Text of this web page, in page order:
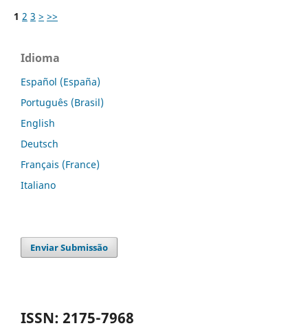
1 2 3 > >>
Idioma
Español (España)
Português (Brasil)
English
Deutsch
Français (France)
Italiano
Enviar Submissão
ISSN: 2175-7968